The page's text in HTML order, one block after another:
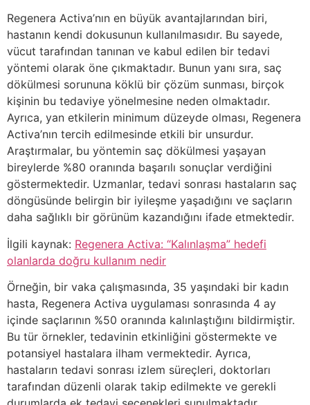
Regenera Activa’nın en büyük avantajlarından biri,
hastanın kendi dokusunun kullanılmasıdır. Bu sayede,
vücut tarafından tanınan ve kabul edilen bir tedavi
yöntemi olarak öne çıkmaktadır. Bunun yanı sıra, saç
dökülmesi sorununa köklü bir çözüm sunması, birçok
kişinin bu tedaviye yönelmesine neden olmaktadır.
Ayrıca, yan etkilerin minimum düzeyde olması, Regenera
Activa’nın tercih edilmesinde etkili bir unsurdur.
Araştırmalar, bu yöntemin saç dökülmesi yaşayan
bireylerde %80 oranında başarılı sonuçlar verdiğini
göstermektedir. Uzmanlar, tedavi sonrası hastaların saç
döngüsünde belirgin bir iyileşme yaşadığını ve saçların
daha sağlıklı bir görünüm kazandığını ifade etmektedir.
İlgili kaynak: Regenera Activa: “Kalınlaşma” hedefi
olanlarda doğru kullanım nedir
Örneğin, bir vaka çalışmasında, 35 yaşındaki bir kadın
hasta, Regenera Activa uygulaması sonrasında 4 ay
içinde saçlarının %50 oranında kalınlaştığını bildirmiştir.
Bu tür örnekler, tedavinin etkinliğini göstermekte ve
potansiyel hastalara ilham vermektedir. Ayrıca,
hastaların tedavi sonrası izlem süreçleri, doktorları
tarafından düzenli olarak takip edilmekte ve gerekli